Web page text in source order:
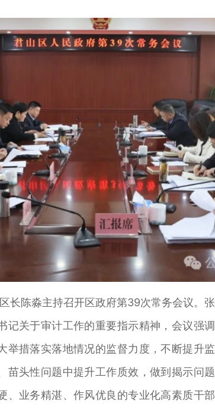
陈淼主持召开区政府第39次常务会议。
关于审计工作的重要指示精神，会议强
举措落实落地情况的监督力度，不断提升
苗头性问题中提升工作质效，做到揭示问
、业务精湛、作风优良的专业化高素质干